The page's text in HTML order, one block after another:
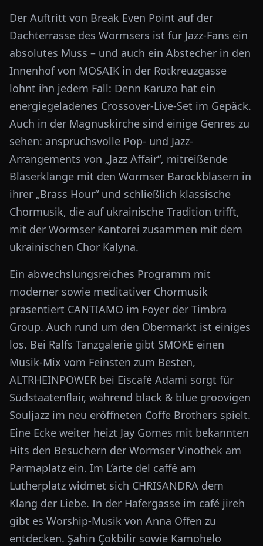
Der Auftritt von Break Even Point auf der
Dachterrasse des Wormsers ist für Jazz-Fans ein
absolutes Muss – und auch ein Abstecher in den
Innenhof von MOSAIK in der Rotkreuzgasse
lohnt ihn jedem Fall: Denn Karuzo hat ein
energiegeladenes Crossover-Live-Set im Gepäck.
Auch in der Magnuskirche sind einige Genres zu
sehen: anspruchsvolle Pop- und Jazz-
Arrangements von „Jazz Affair“, mitreißende
Bläserklänge mit den Wormser Barockbläsern in
ihrer „Brass Hour“ und schließlich klassische
Chormusik, die auf ukrainische Tradition trifft,
mit der Wormser Kantorei zusammen mit dem
ukrainischen Chor Kalyna.
Ein abwechslungsreiches Programm mit
moderner sowie meditativer Chormusik
präsentiert CANTIAMO im Foyer der Timbra
Group. Auch rund um den Obermarkt ist einiges
los. Bei Ralfs Tanzgalerie gibt SMOKE einen
Musik-Mix vom Feinsten zum Besten,
ALTRHEINPOWER bei Eiscafé Adami sorgt für
Südstaatenflair, während black & blue groovigen
Souljazz im neu eröffneten Coffe Brothers spielt.
Eine Ecke weiter heizt Jay Gomes mit bekannten
Hits den Besuchern der Wormser Vinothek am
Parmaplatz ein. Im L’arte del caffé am
Lutherplatz widmet sich CHRISANDRA dem
Klang der Liebe. In der Hafergasse im café jireh
gibt es Worship-Musik von Anna Offen zu
entdecken. Şahin Çokbilir sowie Kamohelo